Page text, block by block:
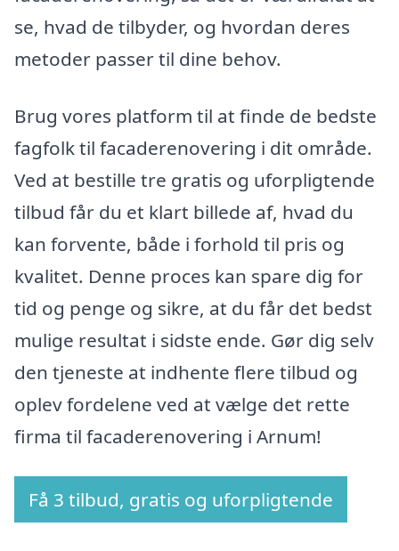
se, hvad de tilbyder, og hvordan deres
metoder passer til dine behov.
Brug vores platform til at finde de bedste
fagfolk til facaderenovering i dit område.
Ved at bestille tre gratis og uforpligtende
tilbud får du et klart billede af, hvad du
kan forvente, både i forhold til pris og
kvalitet. Denne proces kan spare dig for
tid og penge og sikre, at du får det bedst
mulige resultat i sidste ende. Gør dig selv
den tjeneste at indhente flere tilbud og
oplev fordelene ved at vælge det rette
firma til facaderenovering i Arnum!
Få 3 tilbud, gratis og uforpligtende